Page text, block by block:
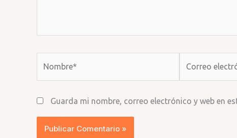
Guarda mi nombre, correo electrónico y web en